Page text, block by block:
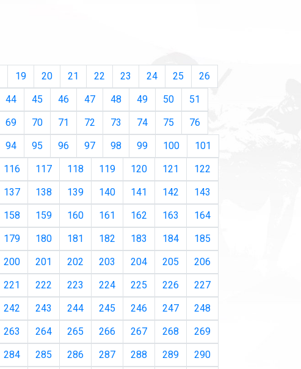
19 20 21 22 23 24 25
26
44 45 46 47 48 49 50
51
69 70 71 72 73 74 75
76
94 95 96 97 98 99 100
101
116 117 118 119 120 121
122
137 138 139 140 141 142
143
158 159 160 161 162 163
164
179 180 181 182 183 184
185
200 201 202 203 204 205
206
221 222 223 224 225 226
227
242 243 244 245 246 247
248
263 264 265 266 267 268
269
284 285 286 287 288 289
290